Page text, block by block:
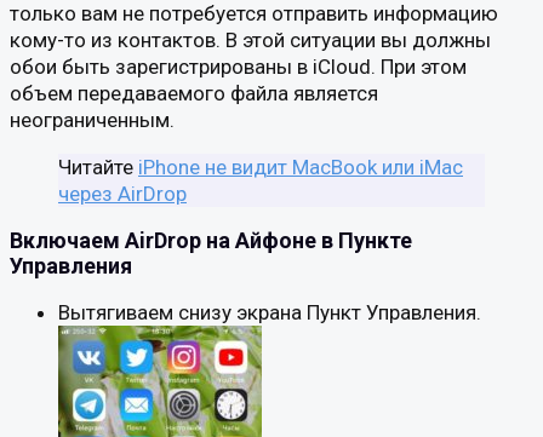
только вам не потребуется отправить информацию
кому-то из контактов. В этой ситуации вы должны
обои быть зарегистрированы в iCloud. При этом
объем передаваемого файла является
неограниченным.
Читайте iPhone не видит MacBook или iMac
через AirDrop
Включаем AirDrop на Айфоне в Пункте
Управления
Вытягиваем снизу экрана Пункт Управления.